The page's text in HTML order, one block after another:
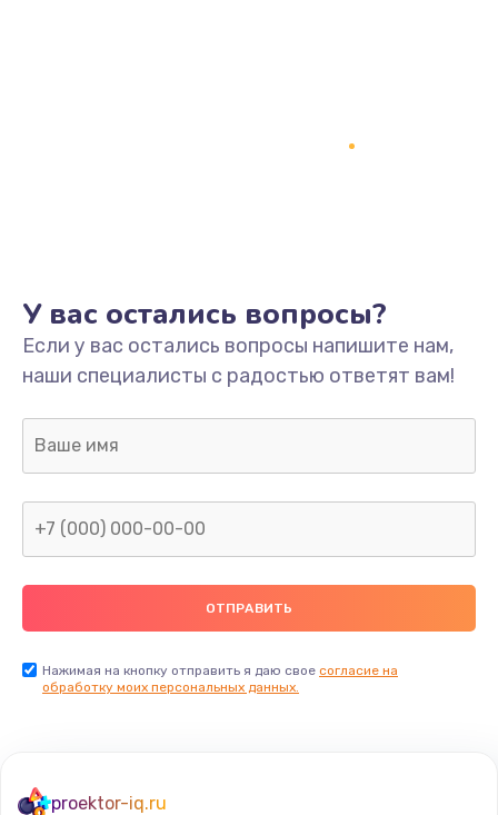
У вас остались вопросы?
Если у вас остались вопросы напишите нам,
наши специалисты с радостью ответят вам!
Нажимая на кнопку отправить я даю свое согласие на
обработку моих персональных данных.
proektor-iq.ru